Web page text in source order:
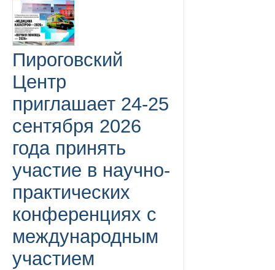
Пироговский
Центр
приглашает 24-25
сентября 2026
года принять
участие в научно-
практических
конференциях с
международным
участием